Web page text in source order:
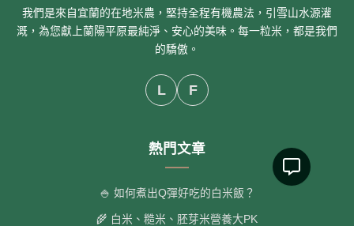
我們是來自宜蘭的在地米農，堅持全程有機農法，引雪山水源灌
溉，為您獻上蘭陽平原最純淨、安心的美味。每一粒米，都是我們
的驕傲。
L F
熱門文章
🍚 如何煮出Q彈好吃的白米飯？
🌾 白米、糙米、胚芽米營養大PK